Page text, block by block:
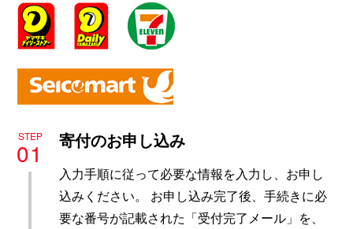
STEP
01 寄付のお申し込み
入力手順に従って必要な情報を入力し、お申し
込みください。 お申し込み完了後、手続きに必
要な番号が記載された「受付完了メール」を、